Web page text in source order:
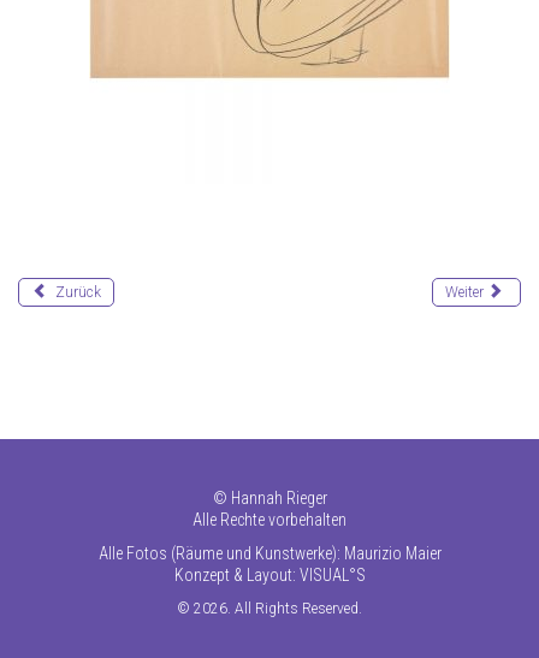
Zurück Weiter
© Hannah Rieger
Alle Rechte vorbehalten
Alle Fotos (Räume und Kunstwerke): Maurizio Maier
Konzept & Layout: VISUAL°S
© 2026. All Rights Reserved.